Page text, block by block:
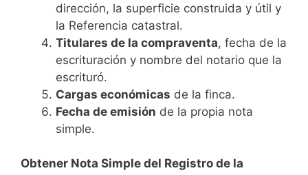
dirección, la superficie construida y útil y
la Referencia catastral.
Titulares de la compraventa, fecha de la
escrituración y nombre del notario que la
escrituró.
Cargas económicas de la finca.
Fecha de emisión de la propia nota
simple.
Obtener Nota Simple del Registro de la